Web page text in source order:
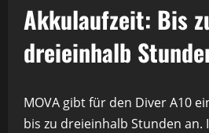
Akkulaufzeit: Bis
dreieinhalb
MOVA gibt für den Diver A10
bis zu dreieinhalb Stunden an.